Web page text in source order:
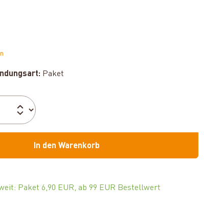
Paket
In den Warenkorb
Paket 6,90 EUR, ab 99 EUR Bestellwert